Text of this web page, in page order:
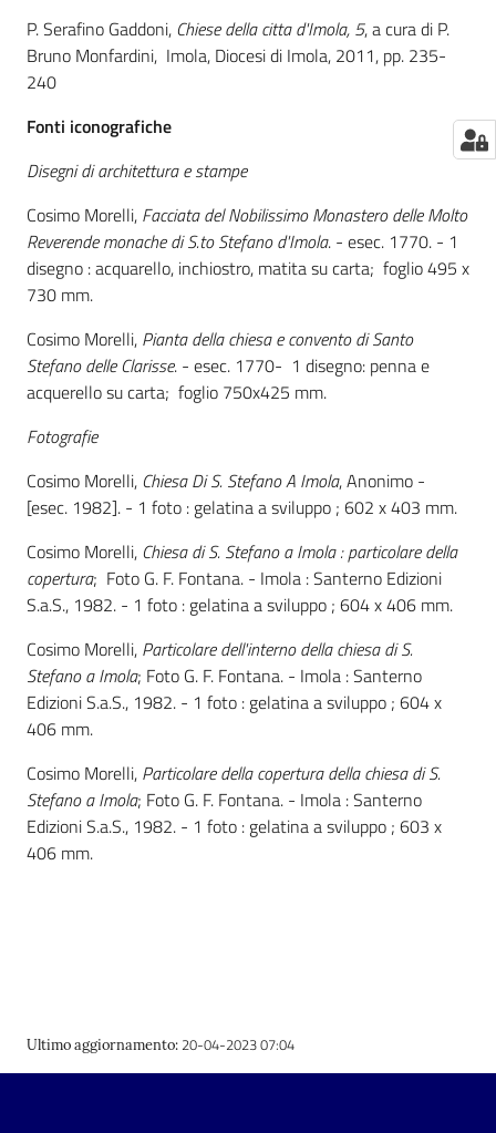
P. Serafino Gaddoni, Chiese della citta d'Imola, 5, a cura di P.
Bruno Monfardini, Imola, Diocesi di Imola, 2011, pp. 235-
240
Fonti iconografiche
Disegni di architettura e stampe
Cosimo Morelli, Facciata del Nobilissimo Monastero delle Molto
Reverende monache di S.to Stefano d'Imola. - esec. 1770. - 1
disegno : acquarello, inchiostro, matita su carta; foglio 495 x
730 mm.
Cosimo Morelli, Pianta della chiesa e convento di Santo
Stefano delle Clarisse. - esec. 1770- 1 disegno: penna e
acquerello su carta; foglio 750x425 mm.
Fotografie
Cosimo Morelli, Chiesa Di S. Stefano A Imola, Anonimo -
[esec. 1982]. - 1 foto : gelatina a sviluppo ; 602 x 403 mm.
Cosimo Morelli, Chiesa di S. Stefano a Imola : particolare della
copertura; Foto G. F. Fontana. - Imola : Santerno Edizioni
S.a.S., 1982. - 1 foto : gelatina a sviluppo ; 604 x 406 mm.
Cosimo Morelli, Particolare dell'interno della chiesa di S.
Stefano a Imola; Foto G. F. Fontana. - Imola : Santerno
Edizioni S.a.S., 1982. - 1 foto : gelatina a sviluppo ; 604 x
406 mm.
Cosimo Morelli, Particolare della copertura della chiesa di S.
Stefano a Imola; Foto G. F. Fontana. - Imola : Santerno
Edizioni S.a.S., 1982. - 1 foto : gelatina a sviluppo ; 603 x
406 mm.
Ultimo aggiornamento: 20-04-2023 07:04